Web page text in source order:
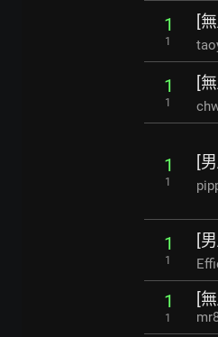
1
1
[
1
1
[
1
1
[
1
1
[
1
1
[